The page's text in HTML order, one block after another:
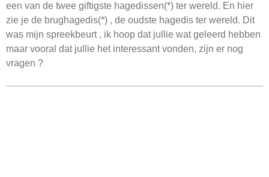
een van de twee giftigste hagedissen(*) ter wereld. En hier
zie je de brughagedis(*) , de oudste hagedis ter wereld. Dit
was mijn spreekbeurt , ik hoop dat jullie wat geleerd hebben
maar vooral dat jullie het interessant vonden, zijn er nog
vragen ?